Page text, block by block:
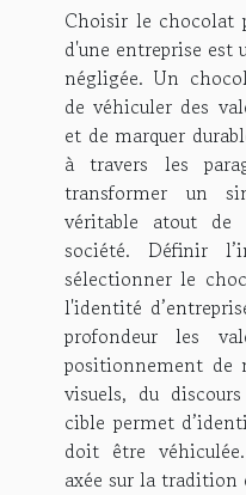
Choisir le chocolat
d'une entreprise est
négligée. Un
de véhiculer des
et de marquer
à travers les
transformer un
véritable atout de
société. Définir
sélectionner le
l'identité
profondeur les
positionnement de
visuels, du
cible permet
doit être
axée sur la tradition